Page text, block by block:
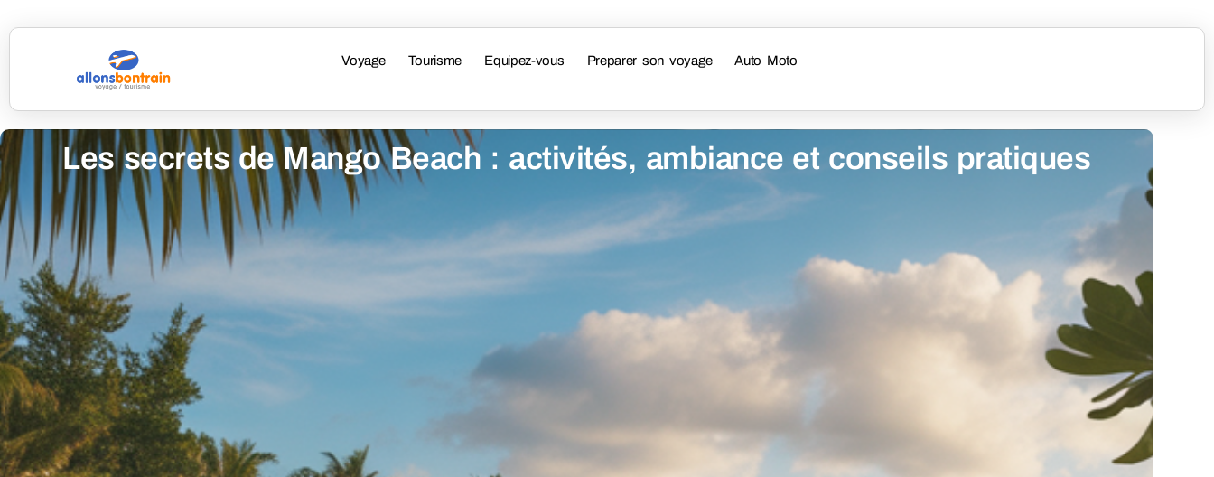
Voyage Tourisme Equipez-vous Preparer son voyage Auto Moto
Les secrets de Mango Beach : activités, ambiance et conseils pratiques